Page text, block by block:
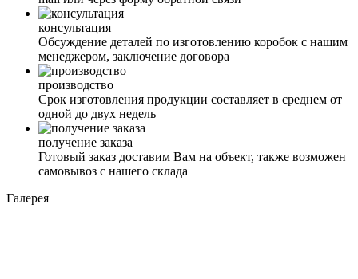
консультация
Обсуждение деталей по изготовлению коробок с нашим
менеджером, заключение договора
производство
Срок изготовления продукции составляет в среднем от
одной до двух недель
получение заказа
Готовый заказ доставим Вам на объект, также возможен
самовывоз с нашего склада
Галерея